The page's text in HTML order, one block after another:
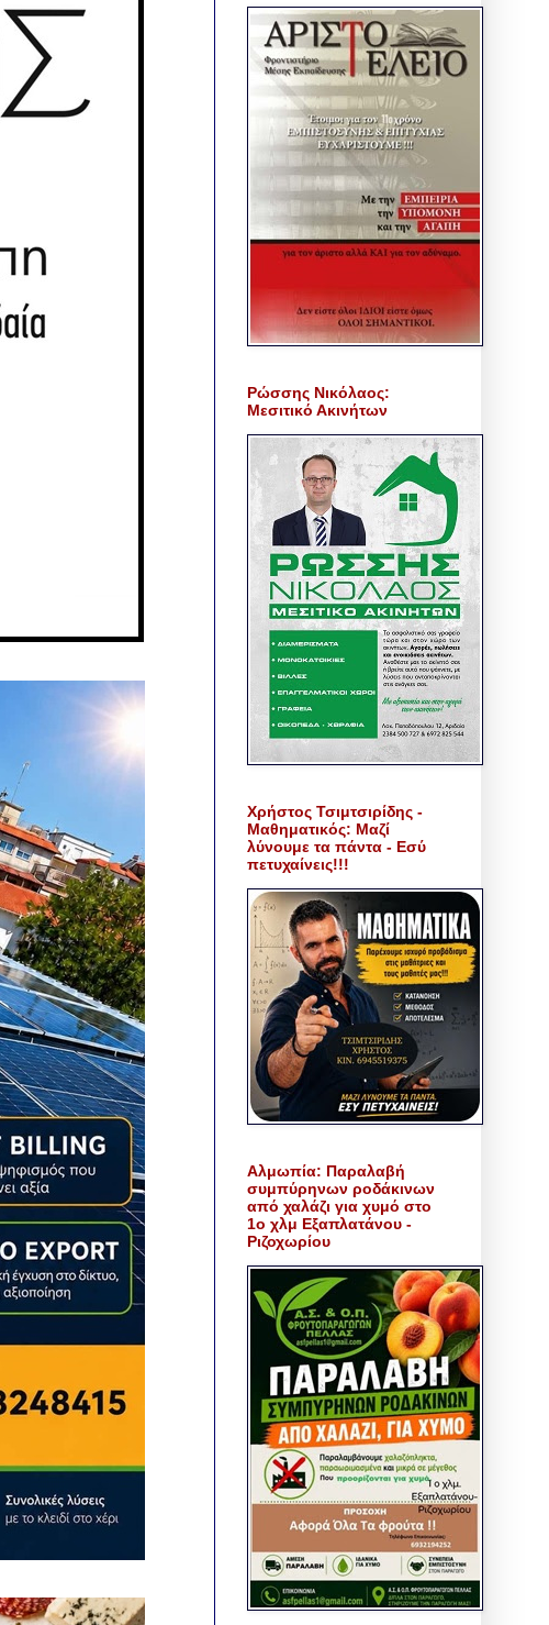
Ρώσσης Νικόλαος:
Μεσιτικό Ακινήτων
Χρήστος Τσιμτσιρίδης -
Μαθηματικός: Μαζί
λύνουμε τα πάντα - Εσύ
πετυχαίνεις!!!
Αλμωπία: Παραλαβή
συμπύρηνων ροδάκινων
από χαλάζι για χυμό στο
1ο χλμ Εξαπλατάνου -
Ριζοχωρίου